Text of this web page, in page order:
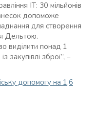
ІТ: 30 мільйонів
допоможе
для створення
Дельтою.
виділити понад 1
закупівлі зброї”, –
допомогу на 1,6